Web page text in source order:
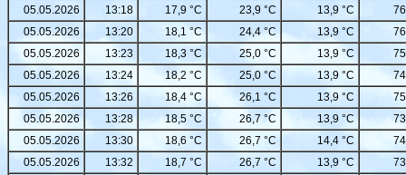
05.05.2026
13:18 17,9 °C 23,9 °C 13,9 °C
05.05.2026
13:20 18,1 °C 24,4 °C 13,9 °C
05.05.2026
13:23 18,3 °C 25,0 °C 13,9 °C
05.05.2026
13:24 18,2 °C 25,0 °C 13,9 °C
05.05.2026
13:26 18,4 °C 26,1 °C 13,9 °C
05.05.2026
13:28 18,5 °C 26,7 °C 13,9 °C
05.05.2026
13:30 18,6 °C 26,7 °C 14,4 °C
05.05.2026
13:32 18,7 °C 26,7 °C 13,9 °C